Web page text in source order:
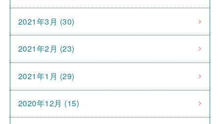
2021年3月 (30)
2021年2月 (23)
2021年1月 (29)
2020年12月 (15)